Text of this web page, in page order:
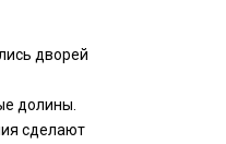
дворей
долины.
сделают